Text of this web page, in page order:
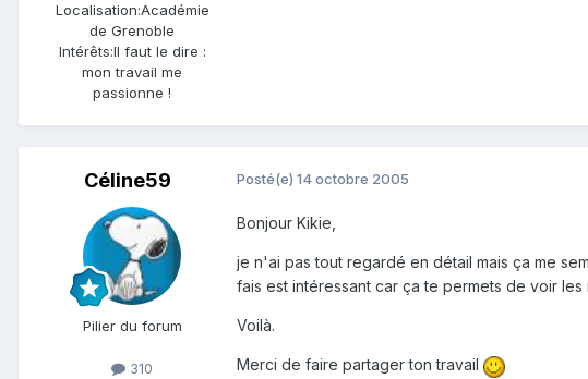
Localisation:Académie
de Grenoble
Intérêts:Il faut le dire :
mon travail me
passionne !
Céline59
Pilier du forum
310
Posté(e) 14 octobre 2005
Bonjour Kikie,
je n'ai pas tout regardé en détail mais ça me
fais est intéressant car ça te permets de voir
Voilà.
Merci de faire partager ton travail